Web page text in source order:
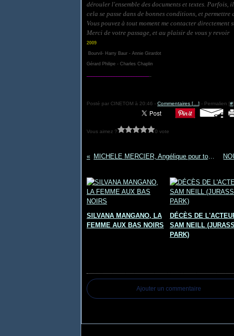
dérouler l'ensemble des documents et textes.
cela se passe dans de bonnes conditions, et permettre
Vous pouvez à tout moment me contacter directement
Merci de votre passage, et au plaisir de vous y revoir
2009
Bourvil- Harry Baur - Annie Girardot
Gérard Philipe - Charles Chaplin
Posté par CINETOM à 20:46 - Commentaires [ ] - Permalien [#]
Vous aimez ? 0 vote
MICHELE MERCIER, Angélique pour toujours
SILVANA MANGANO, LA
FEMME AUX BAS NOIRS
DÉCÈS DE
SAM NEILL
PARK)
Ajouter un commentaire